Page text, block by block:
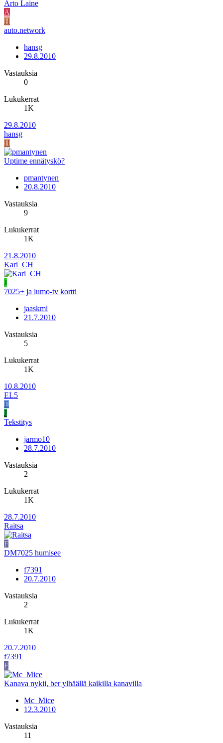
Arto Laine
A
H
auto.network
hansg
29.8.2010
Vastauksia
0
Lukukerrat
1K
29.8.2010
hansg
H
Uptime ennätyskö?
pmantynen
20.8.2010
Vastauksia
9
Lukukerrat
1K
21.8.2010
Kari_CH
J
7025+ ja lumo-tv kortti
jaaskmi
21.7.2010
Vastauksia
5
Lukukerrat
1K
10.8.2010
EL5
E
J
Tekstitys
jarmo10
28.7.2010
Vastauksia
2
Lukukerrat
1K
28.7.2010
Raitsa
F
DM7025 humisee
f7391
20.7.2010
Vastauksia
2
Lukukerrat
1K
20.7.2010
f7391
F
Kanava nykii, ber ylhäällä kaikilla kanavilla
Mc_Mice
12.3.2010
Vastauksia
11